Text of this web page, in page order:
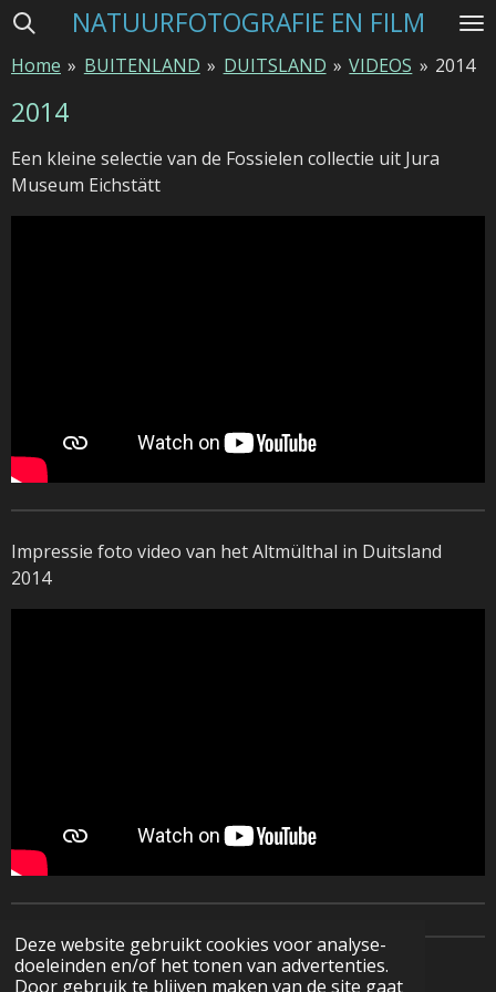
Deze website gebruikt cookies voor analyse-
doeleinden en/of het tonen van advertenties.
Door gebruik te blijven maken van de site gaat
Ga
naar
de
NATUURFOTOGRAFIE EN FILM
Home » BUITENLAND » DUITSLAND » VIDEOS » 2014
2014
Een kleine selectie van de Fossielen collectie uit Jura
Museum Eichstätt
Impressie foto video van het Altmülthal in Duitsland
2014
© 2022 - 2026 Natuurfotografie